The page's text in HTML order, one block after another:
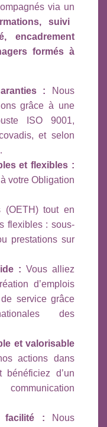
via un
suivi
encadrement
formés à
: Nous
grâce à une
ISO 9001,
et selon
et flexibles :
votre Obligation
(OETH) tout en
flexibles : sous-
prestations sur
: Vous alliez
d’emplois
service grâce
des
et valorisable
actions dans
d’un
facilité :
Nous